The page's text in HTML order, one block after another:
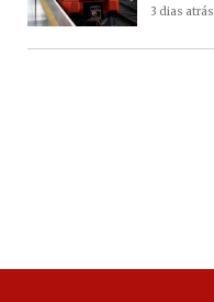
3 dias atrás